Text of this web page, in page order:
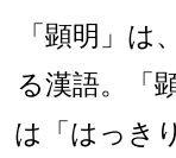
「顕明」
る漢語。「
は「はっき